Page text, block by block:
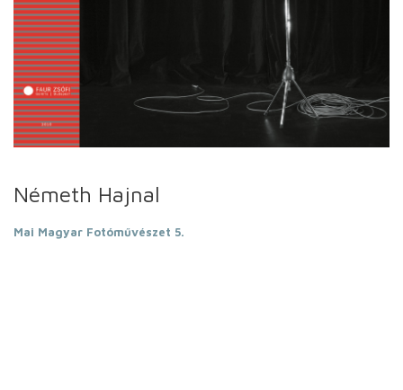
Németh Hajnal
Mai Magyar Fotóművészet 5.